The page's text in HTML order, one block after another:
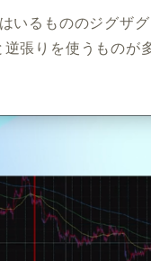
いるもののジグザ
張りを使うものが